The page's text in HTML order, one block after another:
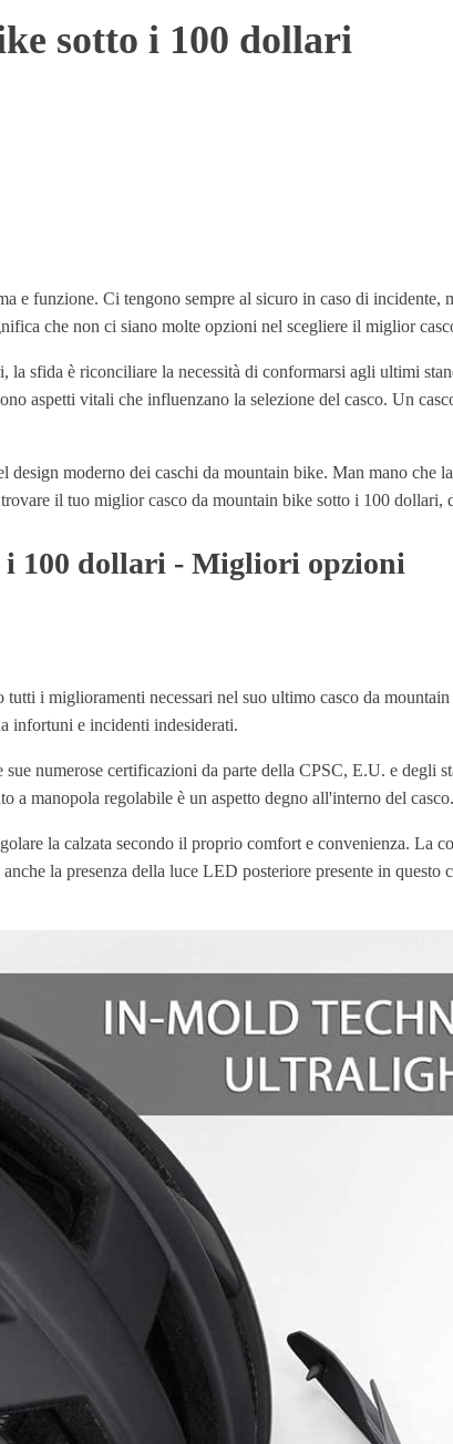
sotto i 100 dollari
e funzione. Ci tengono sempre al sicuro in caso di
che non ci siano molte opzioni nel scegliere il miglior
sfida è riconciliare la necessità di conformarsi agli ultimi
aspetti vitali che influenzano la selezione del casco. Un
moderno dei caschi da mountain bike. Man mano che
il tuo miglior casco da mountain bike sotto i 100 dollari,
i 100 dollari - Migliori opzioni
i miglioramenti necessari nel suo ultimo casco da
infortuni e incidenti indesiderati.
numerose certificazioni da parte della CPSC, E.U. e degli
a manopola regolabile è un aspetto degno all'interno del casco.
la calzata secondo il proprio comfort e convenienza. La
la presenza della luce LED posteriore presente in